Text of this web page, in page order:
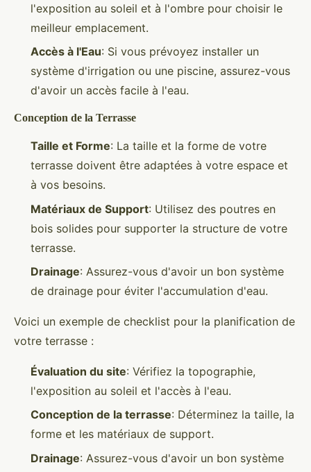
l'exposition au soleil et à l'ombre pour choisir le
meilleur emplacement.
Accès à l'Eau: Si vous prévoyez installer un
système d'irrigation ou une piscine, assurez-vous
d'avoir un accès facile à l'eau.
Conception de la Terrasse
Taille et Forme: La taille et la forme de votre
terrasse doivent être adaptées à votre espace et
à vos besoins.
Matériaux de Support: Utilisez des poutres en
bois solides pour supporter la structure de votre
terrasse.
Drainage: Assurez-vous d'avoir un bon système
de drainage pour éviter l'accumulation d'eau.
Voici un exemple de checklist pour la planification de
votre terrasse :
Évaluation du site: Vérifiez la topographie,
l'exposition au soleil et l'accès à l'eau.
Conception de la terrasse: Déterminez la taille, la
forme et les matériaux de support.
Drainage: Assurez-vous d'avoir un bon système